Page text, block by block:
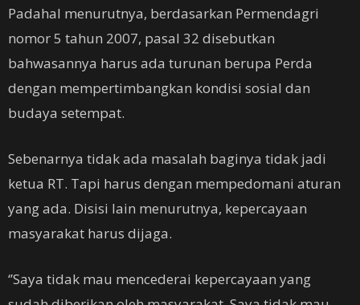
Padahal menurutnya, berdasarkan Permendagri
nomor 5 tahun 2007, pasal 32 disebutkan
bahwasannya harus ada turunan berupa Perda
dengan mempertimbangkan kondisi sosial dan
budaya setempat.
Sebenarnya tidak ada masalah baginya tidak jadi
ketua RT. Tapi harus dengan mempedomani aturan
yang ada. Disisi lain menurutnya, kepercayaan
masyarakat harus dijaga.
‘’Saya tidak mau mencederai kepercayaan yang